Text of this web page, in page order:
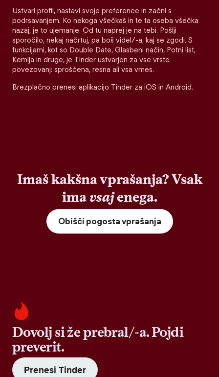
Ustvari profil, nastavi svoje preference in začni s
podrsavanjem. Ko nekoga všečkaš in te ta oseba všečka
nazaj, je to ujemanje. Od tu naprej je na tebi. Pošlji
sporočilo, nekaj načrtuj, pa boš videl/-a, kaj se zgodi. S
funkcijami, kot so Double Date, Glasbeni način, Potni list,
Kemija in druge, je Tinder ustvarjen za vse vrste
povezovanj: sproščena, resna ali vsa vmes.
Brezplačno prenesi aplikacijo Tinder za iOS in Android.
Imaš kakšna vprašanja? Vsak
imavsajenega.
Obišči pogosta vprašanja
Dovolj si že prebral/-a. Pojdi
preverit.
Prenesi Tinder